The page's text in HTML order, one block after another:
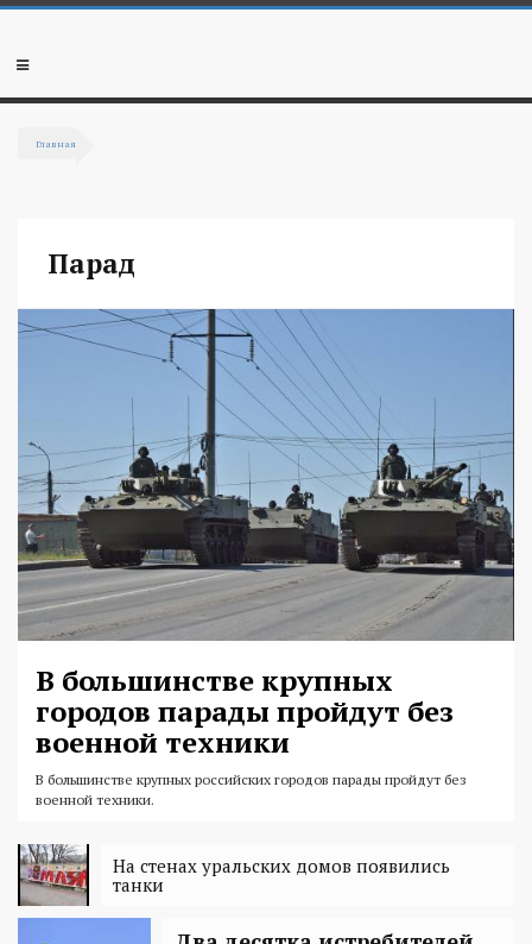
Перейти к основному содержанию
Мобильное
Главная
Парад
В большинстве крупных
городов парады пройдут без
военной техники
В большинстве крупных российских городов парады пройдут без
военной техники.
На стенах уральских домов появились
танки